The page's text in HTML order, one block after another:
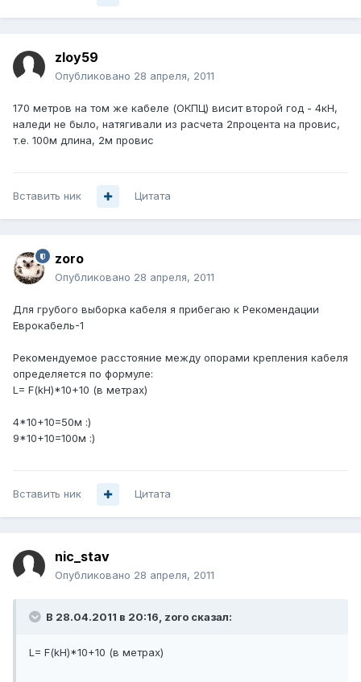
zloy59
Опубликовано 28 апреля, 2011
170 метров на том же кабеле (ОКПЦ) висит второй год - 4кН,
наледи не было, натягивали из расчета 2процента на провис,
т.е. 100м длина, 2м провис
Вставить ник Цитата
zoro
Опубликовано 28 апреля, 2011
Для грубого выборка кабеля я прибегаю к Рекомендации
Еврокабель-1
Рекомендуемое расстояние между опорами крепления кабеля
определяется по формуле:
L= F(kH)*10+10 (в метрах)
4*10+10=50м :)
9*10+10=100м :)
Вставить ник Цитата
nic_stav
Опубликовано 28 апреля, 2011
В 28.04.2011 в 20:16, zoro сказал:
L= F(kH)*10+10 (в метрах)